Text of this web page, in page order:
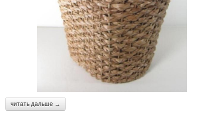
читать дальше →